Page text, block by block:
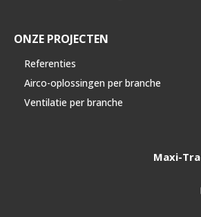
ONZE PROJECTEN
Referenties
Airco-oplossingen per branche
Ventilatie per branche
Maxi-